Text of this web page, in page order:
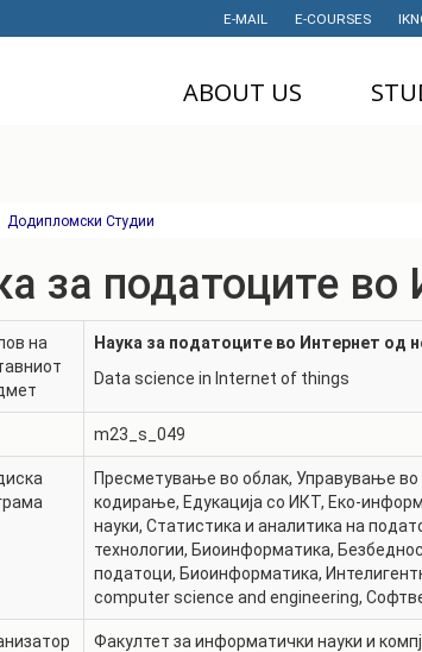
E-MAIL E-COURSES
ABOUT US
LABORATORIES
HISTORY
AWARDS AND
ACHIEVEMENTS
PARTNERSHIP
PROGRAM
ПАРТНЕРСТВА
ФИНКИ LIVE
OFFICE
STUDENT
КАЛЕНДАР
ОДБРАНИ
Додипломски Студии
за податоците
на
Наука за податоците во Интернет од
Data science in Internet of things
m23_s_049
Пресметување во облак, Управување во
кодирање, Едукација со ИКТ, Еко-
науки, Статистика и аналитика на
технологии, Биоинформатика,
податоци, Биоинформатика,
computer science and engineering,
Факултет за информатички науки и